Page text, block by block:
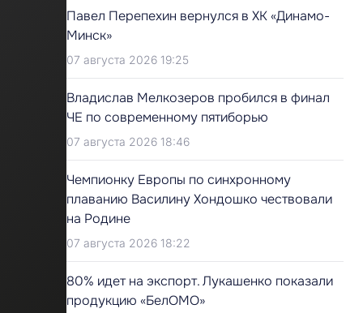
Павел Перепехин вернулся в ХК «Динамо-
Минск»
07 августа 2026 19:25
Владислав Мелкозеров пробился в финал
ЧЕ по современному пятиборью
07 августа 2026 18:46
Чемпионку Европы по синхронному
плаванию Василину Хондошко чествовали
на Родине
07 августа 2026 18:22
80% идет на экспорт. Лукашенко показали
продукцию «БелОМО»